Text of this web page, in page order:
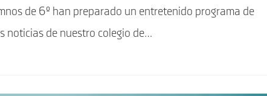
de 6º han preparado un entretenido programa de
noticias de nuestro colegio de…